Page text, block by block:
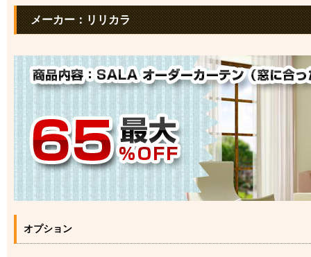
メーカー：リリカラ
オプション